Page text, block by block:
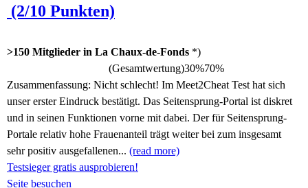
(2/10 Punkten)
>150 Mitglieder in La Chaux-de-Fonds *)
(Gesamtwertung)30%70%
Zusammenfassung: Nicht schlecht! Im Meet2Cheat Test hat sich
unser erster Eindruck bestätigt. Das Seitensprung-Portal ist diskret
und in seinen Funktionen vorne mit dabei. Der für Seitensprung-
Portale relativ hohe Frauenanteil trägt weiter bei zum insgesamt
sehr positiv ausgefallenen... (read more)
Testsieger gratis ausprobieren!
Seite besuchen